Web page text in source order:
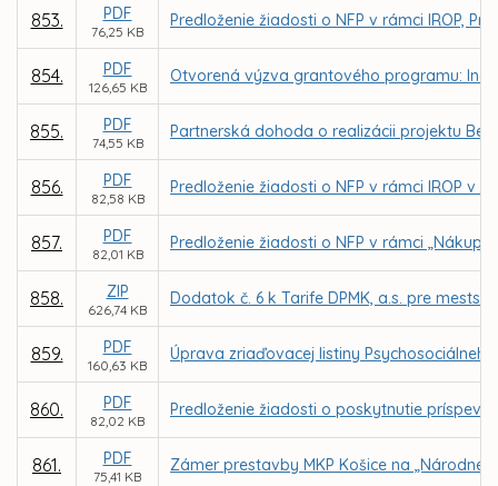
853. PDF
76,25 KB
Predloženie žiadosti o NFP v rámci IROP,
854. PDF
126,65 KB
Otvorená výzva grantového programu:
855. PDF
74,55 KB
Partnerská dohoda o realizácii projektu Bee
856. PDF
82,58 KB
Predloženie žiadosti o NFP v rámci IROP v
857. PDF
82,01 KB
Predloženie žiadosti o NFP v rámci
858. ZIP
626,74 KB
Dodatok č. 6 k Tarife DPMK, a.s. pre
859. PDF
160,63 KB
Úprava zriaďovacej listiny
860. PDF
82,02 KB
Predloženie žiadosti o poskytnutie
861. PDF
75,41 KB
Zámer prestavby MKP Košice na